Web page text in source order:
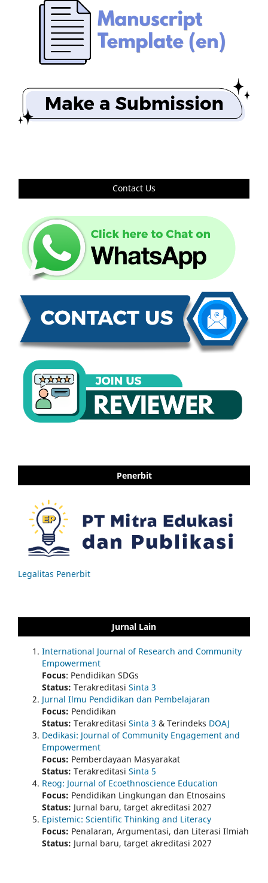
Contact Us
Penerbit
Legalitas Penerbit
Jurnal Lain
International Journal of Research and Community
Empowerment
Focus: Pendidikan SDGs
Status: Terakreditasi Sinta 3
Jurnal Ilmu Pendidikan dan Pembelajaran
Focus: Pendidikan
Status: Terakreditasi Sinta 3 & Terindeks DOAJ
Dedikasi: Journal of Community Engagement and
Empowerment
Focus: Pemberdayaan Masyarakat
Status: Terakreditasi Sinta 5
Reog: Journal of Ecoethnoscience Education
Focus: Pendidikan Lingkungan dan Etnosains
Status: Jurnal baru, target akreditasi 2027
Epistemic: Scientific Thinking and Literacy
Focus: Penalaran, Argumentasi, dan Literasi Ilmiah
Status: Jurnal baru, target akreditasi 2027